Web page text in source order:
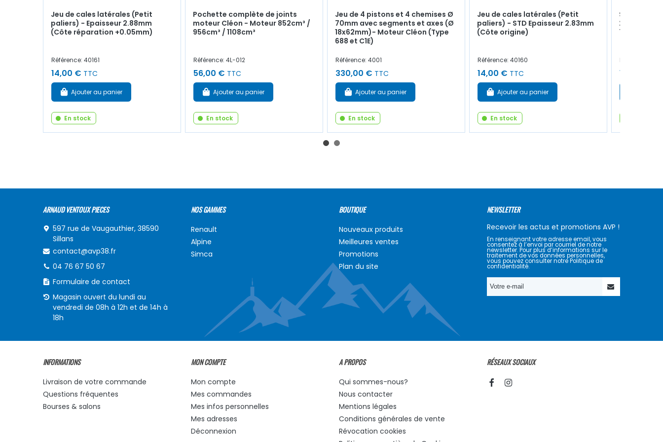
Jeu de cales latérales (Petit
paliers) - Epaisseur 2.88mm
(Côte réparation +0.05mm)
Référence: 40161
14,00 € TTC
Ajouter au panier
En stock
Pochette complète de joints
moteur Cléon - Moteur 852cm³ /
956cm³ / 1108cm³
Référence: 4L-012
56,00 € TTC
Ajouter au panier
En stock
Jeu de 4 pistons et 4 chemises Ø
70mm avec segments et axes (Ø
18x62mm)- Moteur Cléon (Type
688 et C1E)
Référence: 4001
330,00 € TTC
Ajouter au panier
En stock
Jeu de cales latérales (Petit
paliers) - STD Epaisseur 2.83mm
(Côte origine)
Référence: 40160
14,00 € TTC
Ajouter au panier
En stock
Soupape
7701460690
Référence:
14,00 €
ARNAUD VENTOUX PIECES
597 rue de Vaugauthier, 38590
Sillans
contact@avp38.fr
04 76 67 50 67
Formulaire de contact
Magasin ouvert du lundi au
vendredi de 08h à 12h et de 14h à
18h
NOS GAMMES
Renault
Alpine
Simca
BOUTIQUE
Nouveaux produits
Meilleures ventes
Promotions
Plan du site
NEWSLETTER
Recevoir les actus et promotions AVP !
En renseignant votre adresse email, vous
consentez à l’envoi par courriel de notre
newsletter. Pour plus d’informations sur le
traitement de vos données personnelles,
vous pouvez consulter notre Politique de
confidentialité.
INFORMATIONS
Livraison de votre commande
Questions fréquentes
Bourses & salons
MON COMPTE
Mon compte
Mes commandes
Mes infos personnelles
Mes adresses
Déconnexion
A PROPOS
Qui sommes-nous?
Nous contacter
Mentions légales
Conditions générales de vente
Révocation cookies
RÉSEAUX SOCIAUX